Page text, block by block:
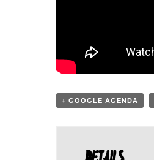
+ GOOGLE AGENDA